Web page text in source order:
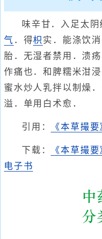
味辛甘．入足太阴
气 ．得枳 实．能涤饮
胎．无湿者禁用．溃
作痛也．和脾糯米泔
蜜水炒人乳拌以制燥
溢．单用白术愈．
引用： 《本草撮
下载： 《本草撮
电子书